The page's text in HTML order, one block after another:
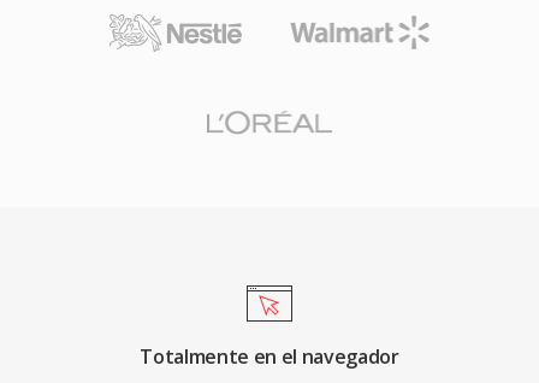
Totalmente en el navegador